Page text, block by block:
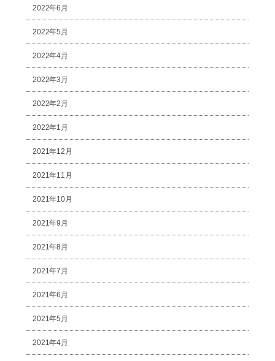
2022年6月
2022年5月
2022年4月
2022年3月
2022年2月
2022年1月
2021年12月
2021年11月
2021年10月
2021年9月
2021年8月
2021年7月
2021年6月
2021年5月
2021年4月